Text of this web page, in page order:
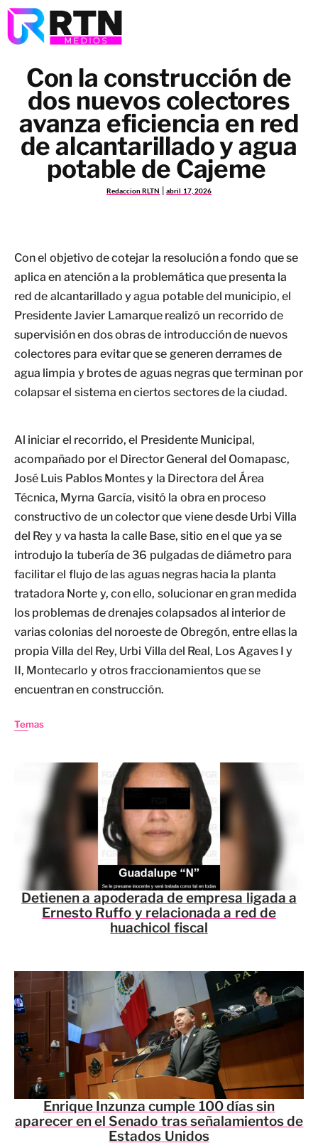
Con la construcción de
dos nuevos colectores
avanza eficiencia en red
de alcantarillado y agua
potable de Cajeme
Redaccion RLTN abril 17, 2026
Con el objetivo de cotejar la resolución a fondo que se
aplica en atención a la problemática que presenta la
red de alcantarillado y agua potable del municipio, el
Presidente Javier Lamarque realizó un recorrido de
supervisión en dos obras de introducción de nuevos
colectores para evitar que se generen derrames de
agua limpia y brotes de aguas negras que terminan por
colapsar el sistema en ciertos sectores de la ciudad.
Al iniciar el recorrido, el Presidente Municipal,
acompañado por el Director General del Oomapasc,
José Luis Pablos Montes y la Directora del Área
Técnica, Myrna García, visitó la obra en proceso
constructivo de un colector que viene desde Urbi Villa
del Rey y va hasta la calle Base, sitio en el que ya se
introdujo la tubería de 36 pulgadas de diámetro para
facilitar el flujo de las aguas negras hacia la planta
tratadora Norte y, con ello, solucionar en gran medida
los problemas de drenajes colapsados al interior de
varias colonias del noroeste de Obregón, entre ellas la
propia Villa del Rey, Urbi Villa del Real, Los Agaves I y
II, Montecarlo y otros fraccionamientos que se
encuentran en construcción.
Temas
Detienen a apoderada de empresa ligada a
Ernesto Ruffo y relacionada a red de
huachicol fiscal
Enrique Inzunza cumple 100 días sin
aparecer en el Senado tras señalamientos de
Estados Unidos